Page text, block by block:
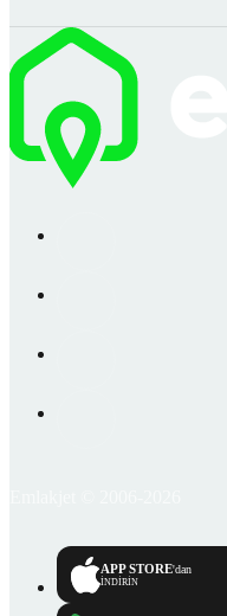
APP STORE'dan
İNDİRİN